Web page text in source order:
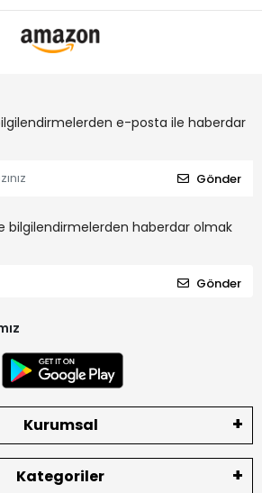
e-posta ile haberdar
Gönder
bilgilendirmelerden haberdar olmak
Gönder
Kurumsal
Kategoriler